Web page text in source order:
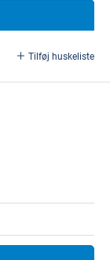
Tilføj huskeliste